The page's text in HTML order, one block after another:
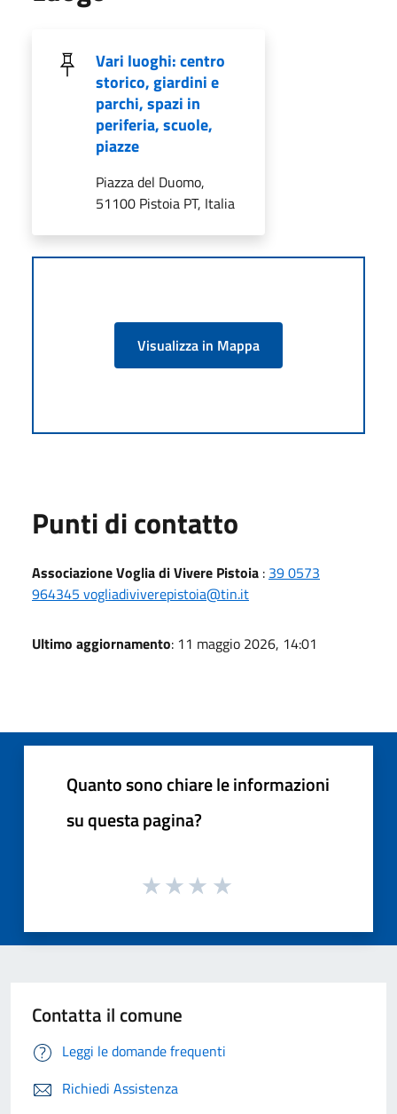
Vari luoghi: centro
storico, giardini e
parchi, spazi in
periferia, scuole,
piazze
Piazza del Duomo,
51100 Pistoia PT, Italia
Visualizza in Mappa
Punti di contatto
Associazione Voglia di Vivere Pistoia : 39 0573
964345 vogliadiviverepistoia@tin.it
Ultimo aggiornamento: 11 maggio 2026, 14:01
Quanto sono chiare le informazioni
su questa pagina?
Contatta il comune
Leggi le domande frequenti
Richiedi Assistenza